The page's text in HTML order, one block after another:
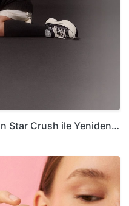
Star Crush ile Yeniden…